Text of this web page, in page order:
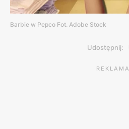
Barbie w Pepco Fot. Adobe Stock
Udostępnij:
REKLAMA